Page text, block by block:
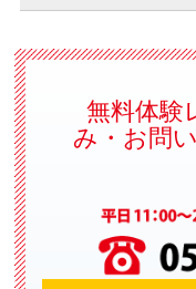
無料体験
み・お問